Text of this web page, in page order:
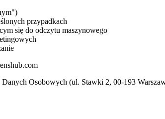
przypadkach
się do odczytu maszynowego
Osobowych (ul. Stawki 2, 00-193